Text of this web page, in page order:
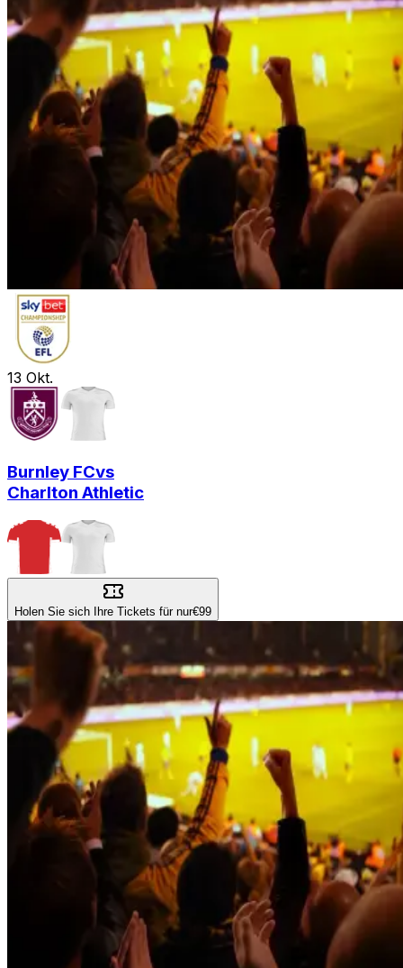
13 Okt.
Burnley FCvs
Charlton Athletic
Holen Sie sich Ihre Tickets für nur€99